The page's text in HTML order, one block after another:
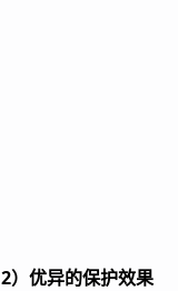
2）优异的保护效果